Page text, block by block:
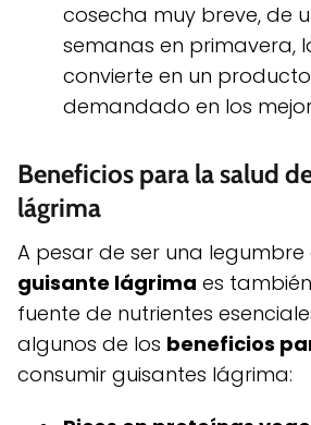
cosecha muy breve, de
semanas en primavera,
convierte en un
demandado en los
Beneficios para la salud
lágrima
A pesar de ser una legumbre
guisante lágrima es
fuente de nutrientes
algunos de los beneficios
consumir guisantes lágrima: